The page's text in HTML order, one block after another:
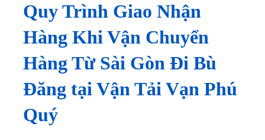
Quy Trình Giao Nhận
Hàng Khi Vận Chuyển
Hàng Từ Sài Gòn Đi Bù
Đăng tại Vận Tải Vạn Phú
Quý